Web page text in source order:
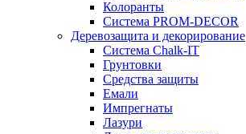
Колоранты
Система PROM-DECOR
Деревозащита и декорирование
Система Chalk-IT
Грунтовки
Средства защиты
Емали
Импрегнаты
Лазури